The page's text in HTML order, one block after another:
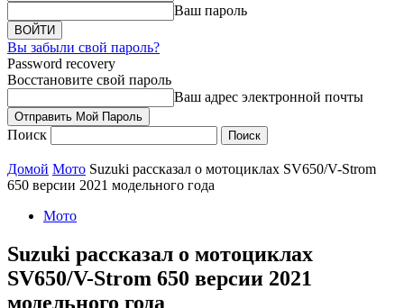
Ваш пароль
Вы забыли свой пароль?
Password recovery
Восстановите свой пароль
Ваш адрес электронной почты
Поиск
Домой Мото Suzuki рассказал о мотоциклах SV650/V-Strom
650 версии 2021 модельного года
Мото
Suzuki рассказал о мотоциклах
SV650/V-Strom 650 версии 2021
модельного года